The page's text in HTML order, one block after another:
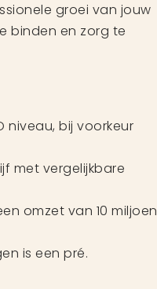
groei van jouw
binden en zorg te
niveau, bij voorkeur
met vergelijkbare
omzet van 10 miljoen
is een pré.